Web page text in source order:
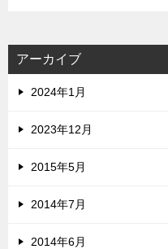
アーカイブ
2024年1月
2023年12月
2015年5月
2014年7月
2014年6月